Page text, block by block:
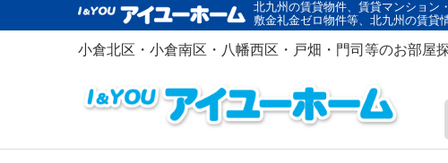
北九州の賃貸物件、賃貸マンション
敷金礼金ゼロ物件等、北九州の賃貸
小倉北区・小倉南区・八幡西区・戸畑・門司等のお部屋